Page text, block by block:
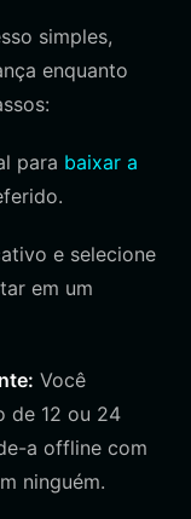
simples,
enquanto
para baixar a
e selecione
em um
Você
de 12 ou 24
a offline com
ninguém.